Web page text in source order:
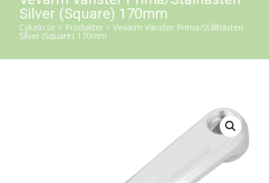
Silver (Square) 170mm
Cykeln.se > Produkter > Vevarm Vänster Prima/Stålhästen
Silver (Square) 170mm